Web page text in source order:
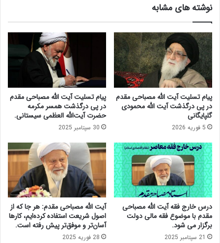
س
ن
د
ا
ز
ی
د
و
ل
ت
ب
ه
ص
ن
د
و
ق
ت
و
س
ع
،
ا
س
ت
،
ا
ق
ت
ص
د
ا
س
ل
ا
م
ی
و
ت
ح
ز
نوشته های مشابه
پیام تسلیت آیت الله مصباحی مقدم
در پی درگذشت آیت الله محمودی
گلپایگانی
5 فوریه 2026
پیام تسلیت آیت الله مصباحی مقدم
در پی درگذشت همسر مکرمه
حضرت آیت‌الله العظمی سیستانی.
30 سپتامبر 2025
درس خارج فقه آیت الله مصباحی
مقدم با موضوع فقه مالی دولت
برگزار می شود.
21 سپتامبر 2025
آیت الله مصباحی مقدم: هر جا که از
اصول شریعت استفاده کرده‌ایم، کارها
آسان‌تر و موفق‌تر پیش رفته است.
28 فوریه 2025